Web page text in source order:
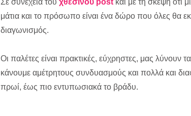
Σε συνέχεια του χθεσινού post και με τη σκέψη ότι
μάτια και το πρόσωπο είναι ένα δώρο που όλες θα
διαγωνισμός.
Οι παλέτες είναι πρακτικές, εύχρηστες, μας λύνουν
κάνουμε αμέτρητους συνδυασμούς και πολλά και
πρωί, έως πιο εντυπωσιακά το βράδυ.